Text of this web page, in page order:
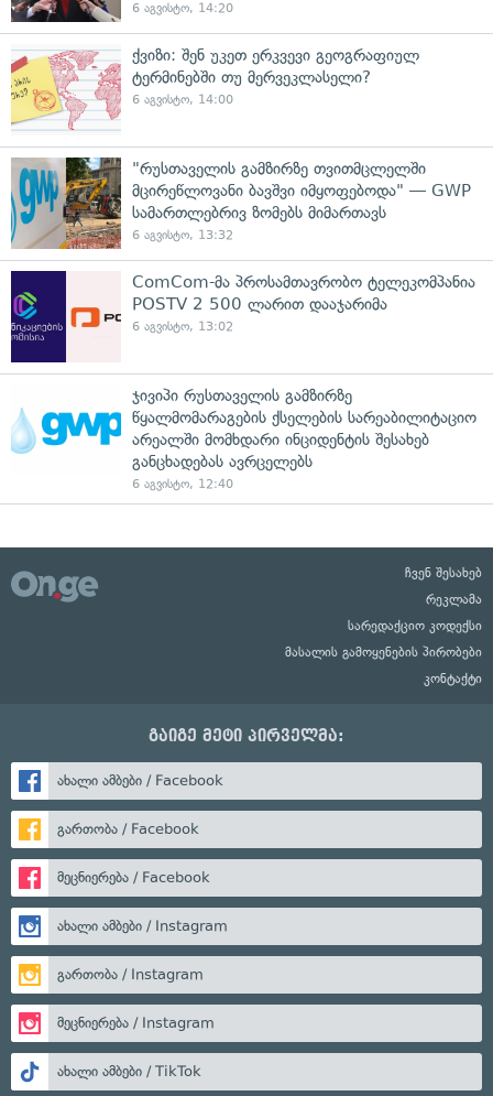
6 აგვისტო, 14:20
ქვიზი: შენ უკეთ ერკვევი გეოგრაფიულ
ტერმინებში თუ მერვეკლასელი?
6 აგვისტო, 14:00
"რუსთაველის გამზირზე თვითმცლელში
მცირეწლოვანი ბავშვი იმყოფებოდა" — GWP
სამართლებრივ ზომებს მიმართავს
6 აგვისტო, 13:32
ComCom-მა პროსამთავრობო ტელეკომპანია
POSTV 2 500 ლარით დააჯარიმა
6 აგვისტო, 13:02
ჯივიპი რუსთაველის გამზირზე
წყალმომარაგების ქსელების სარეაბილიტაციო
არეალში მომხდარი ინციდენტის შესახებ
განცხადებას ავრცელებს
6 აგვისტო, 12:40
ჩვენ შესახებ
რეკლამა
სარედაქციო კოდექსი
მასალის გამოყენების პირობები
კონტაქტი
გაიგე მეტი პირველმა:
ახალი ამბები / Facebook
გართობა / Facebook
მეცნიერება / Facebook
ახალი ამბები / Instagram
გართობა / Instagram
მეცნიერება / Instagram
ახალი ამბები / TikTok